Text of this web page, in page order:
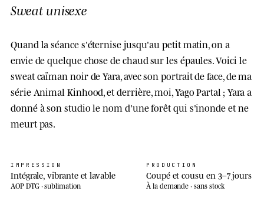
Sweat unisexe
Quand la séance s'éternise jusqu'au petit matin, on a
envie de quelque chose de chaud sur les épaules. Voici le
sweat caïman noir de Yara, avec son portrait de face, de ma
série Animal Kinhood, et derrière, moi, Yago Partal ; Yara a
donné à son studio le nom d'une forêt qui s'inonde et ne
meurt pas.
IMPRESSION
Intégrale, vibrante et lavable
AOP DTG · sublimation
PRODUCTION
Coupé et cousu en 3–7 jours
À la demande · sans stock